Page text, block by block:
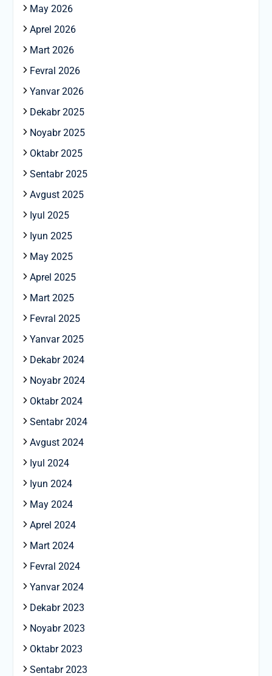
May 2026
Aprel 2026
Mart 2026
Fevral 2026
Yanvar 2026
Dekabr 2025
Noyabr 2025
Oktabr 2025
Sentabr 2025
Avgust 2025
Iyul 2025
Iyun 2025
May 2025
Aprel 2025
Mart 2025
Fevral 2025
Yanvar 2025
Dekabr 2024
Noyabr 2024
Oktabr 2024
Sentabr 2024
Avgust 2024
Iyul 2024
Iyun 2024
May 2024
Aprel 2024
Mart 2024
Fevral 2024
Yanvar 2024
Dekabr 2023
Noyabr 2023
Oktabr 2023
Sentabr 2023